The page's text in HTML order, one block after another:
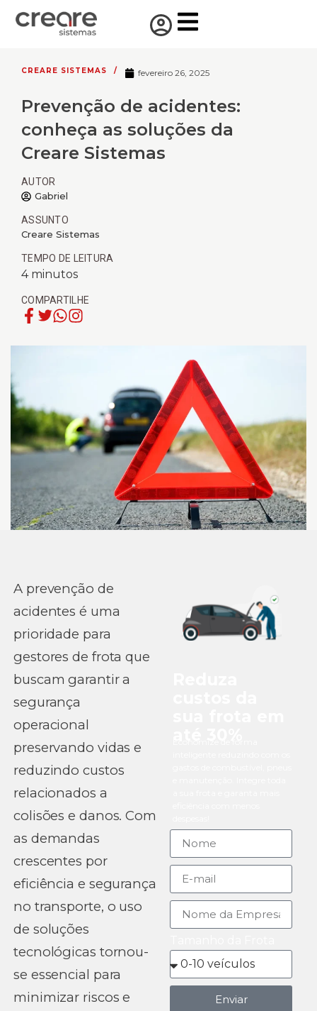
CREARE SISTEMAS / fevereiro 26, 2025
Prevenção de acidentes:
conheça as soluções da
Creare Sistemas
AUTOR
Gabriel
ASSUNTO
Creare Sistemas
TEMPO DE LEITURA
4 minutos
COMPARTILHE
A prevenção de
acidentes é uma
prioridade para
gestores de frota que
buscam garantir a
segurança
operacional
preservando vidas e
reduzindo custos
relacionados a
colisões e danos. Com
as demandas
crescentes por
eficiência e segurança
no transporte, o uso
de soluções
tecnológicas tornou-
se essencial para
minimizar riscos e
Enviar